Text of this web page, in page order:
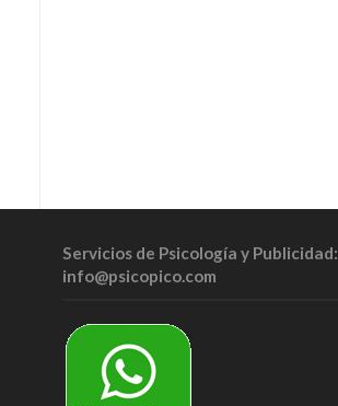
Servicios de Psicología y Publicidad:
info@psicopico.com